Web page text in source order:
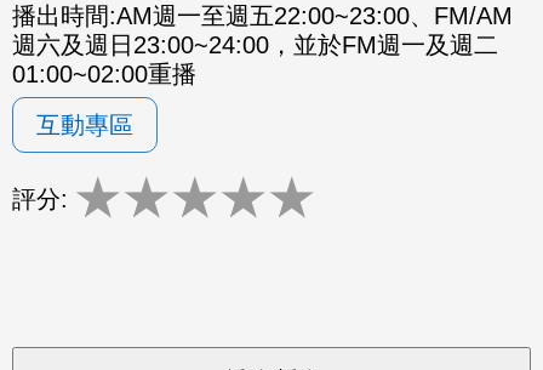
播出時間:AM週一至週五22:00~23:00、FM/AM
週六及週日23:00~24:00，並於FM週一及週二
01:00~02:00重播
互動專區
評分: ★★★★★